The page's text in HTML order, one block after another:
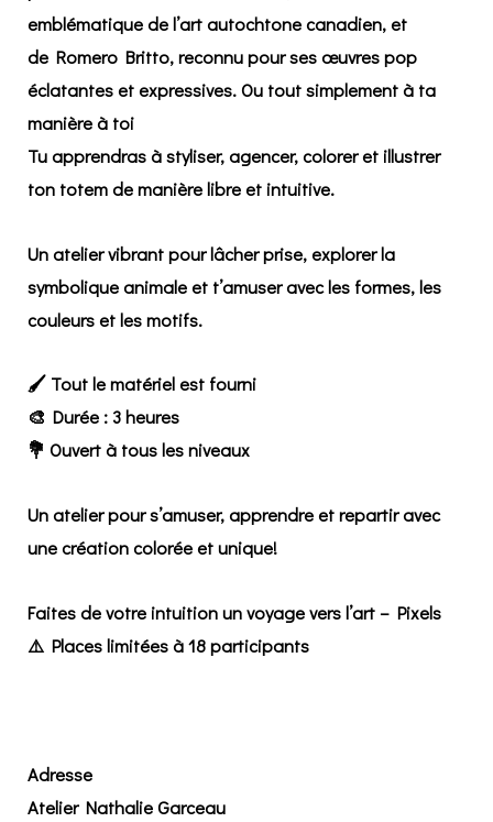
emblématique de l’art autochtone canadien, et
deRomero Britto, reconnu pour ses œuvres pop
éclatantes et expressives. Ou tout simplement à ta
manière à toi
Tu apprendras à styliser, agencer, colorer et illustrer
ton totem de manière libre et intuitive.
Un atelier vibrant pour lâcher prise, explorer la
symbolique animale et t’amuser avec les formes, les
couleurs et les motifs.
🖌️ Tout le matériel est fourni
🎨Durée : 3 heures
💐Ouvert à tous les niveaux
Un atelier pour s’amuser, apprendre et repartir avec
une création colorée et unique!
Faites de votre intuition un voyage vers l’art – Pixels
⚠️ Places limitées à 18 participants
Adresse
Atelier Nathalie Garceau